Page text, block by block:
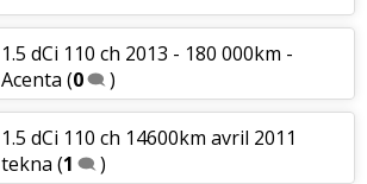
1.5 dCi 110 ch 2013 - 180 000km -
Acenta (0 )
1.5 dCi 110 ch 14600km avril 2011
tekna (1 )